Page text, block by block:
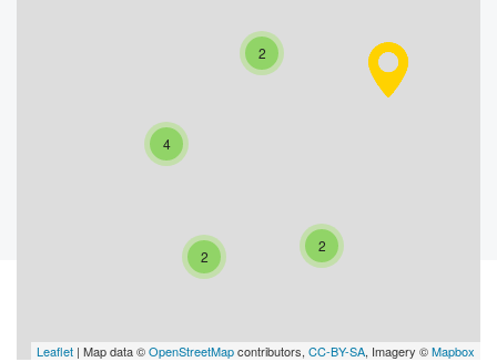
2
2
2
4
Leaflet | Map data ©OpenStreetMapcontributors, CC-BY-SA, Imagery ©Mapbox